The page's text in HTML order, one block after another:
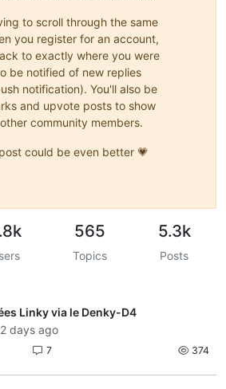
to scroll through the same
you register for an account,
to exactly where you were
be notified of new replies
notification). You'll also be
and upvote posts to show
community members.
could be even better 💗
565
Topics
5.3k
Posts
Linky via le Denky-D4
days ago
7 374